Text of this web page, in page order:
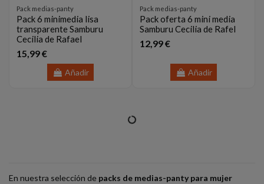
Pack medias-panty
Pack 6 minimedia lisa
transparente Samburu
Cecilia de Rafael
15,99 €
Añadir
Pack medias-panty
Pack oferta 6 mini media
Samburu Cecilia de Rafel
12,99 €
Añadir
En nuestra selección de packs de medias-panty para mujer